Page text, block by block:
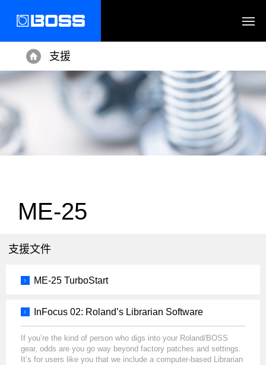
Home
支援
ME-25
支援文件
ME-25 TurboStart
InFocus 02: Roland’s Librarian Software
If you’re the kind of person who digs into your Roland/BOSS
gear, odds are you go way beyond factory patches and settings.
It’s for users like you that we include a computer-based Librarian